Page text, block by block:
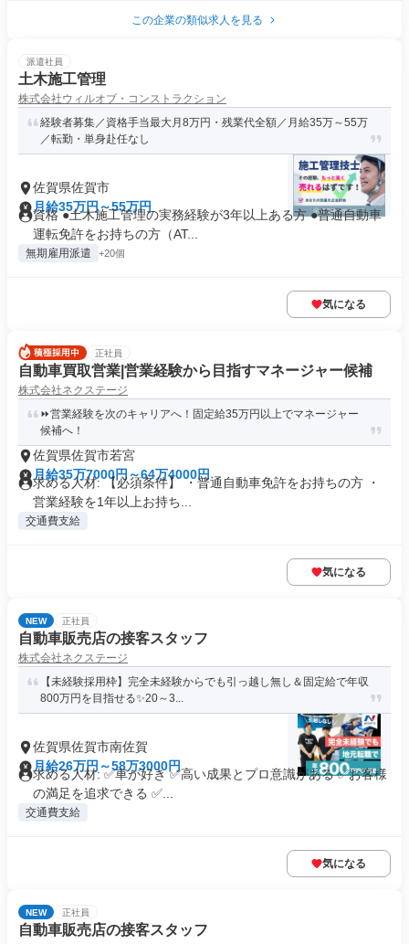
この企業の類似求人を見る
派遣社員
土木施工管理
株式会社ウィルオブ・コンストラクション
経験者募集／資格手当最大月8万円・残業代全額／月給35万～55万
／転勤・単身赴任なし
佐賀県佐賀市
月給35万円～55万円
資格 ●土木施工管理の実務経験が3年以上ある方 ●普通自動車
運転免許をお持ちの方（AT...
無期雇用派遣 +20個
気になる
正社員
自動車買取営業|営業経験から目指すマネージャー候補
株式会社ネクステージ
⏩️営業経験を次のキャリアへ！固定給35万円以上でマネージャー
候補へ！
佐賀県佐賀市若宮
月給35万7000円～64万4000円
求める人材: 【必須条件】 ・普通自動車免許をお持ちの方 ・
営業経験を1年以上お持ち...
交通費支給
気になる
NEW 正社員
自動車販売店の接客スタッフ
株式会社ネクステージ
【未経験採用枠】完全未経験からでも引っ越し無し＆固定給で年収
800万円を目指せる✨20～3...
佐賀県佐賀市南佐賀
月給26万円～58万3000円
求める人材: ✅車が好き ✅高い成果とプロ意識がある ✅お客様
の満足を追求できる ✅...
交通費支給
気になる
NEW 正社員
自動車販売店の接客スタッフ